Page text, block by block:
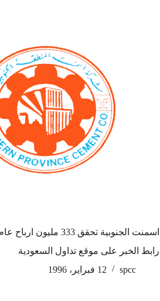
رابط الخبر على موقع تداول السعودية
spcc
12 فبراير، 1996